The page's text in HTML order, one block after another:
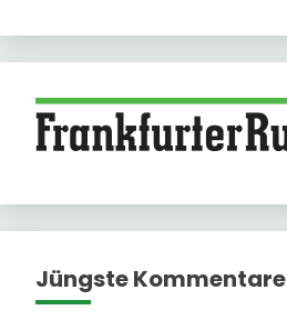
Jüngste Kommentare